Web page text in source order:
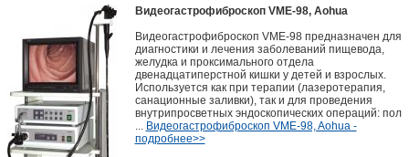
Видеогастрофиброскоп VME-98, Aohua
Видеогастрофиброскоп VME-98 предназначен для
диагностики и лечения заболеваний пищевода,
желудка и проксимального отдела
двенадцатиперстной кишки у детей и взрослых.
Используется как при терапии (лазеротерапия,
санационные заливки), так и для проведения
внутрипросветных эндоскопических операций: пол
... Видеогастрофиброскоп VME-98, Aohua -
подробнее>>